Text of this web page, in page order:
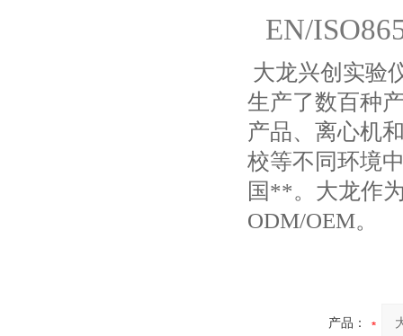
EN/
大龙兴创实验
生产了数百种
产品、离心机
校等不同环境
国**。大龙作
ODM/OEM。
产品：